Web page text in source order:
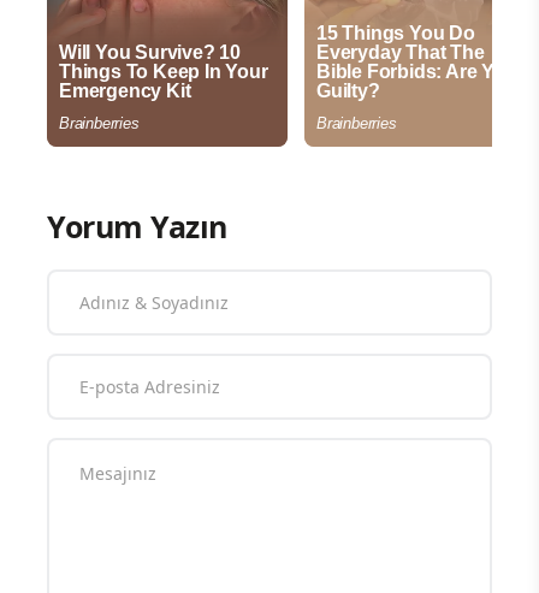
Yorum Yazın